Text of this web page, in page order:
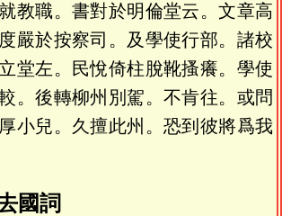
教職。書對於明倫堂云。文章高
嚴於按察司。及學使行部。諸校
堂左。民悅倚柱脫靴搔癢。學使
。後轉柳州別駕。不肯往。或問
小兒。久擅此州。恐到彼將爲我
國詞